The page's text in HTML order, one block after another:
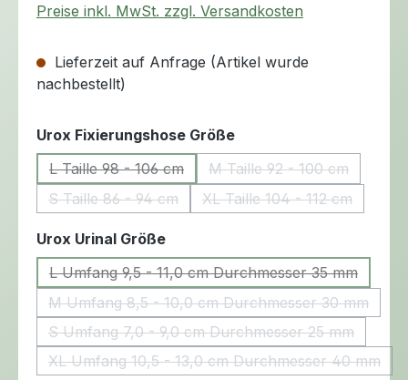
Preise inkl. MwSt. zzgl. Versandkosten
Lieferzeit auf Anfrage (Artikel wurde
nachbestellt)
Urox Fixierungshose Größeauswählen
L Taille 98 - 106 cm
(Diese Option ist zurzeit nicht verfügbar.)
M Taille 92 - 100 cm
(Diese Option ist
S Taille 86 - 94 cm
(Diese Option ist zurzeit nicht verfügbar.)
XL Taille 104 - 112 cm
(Diese Option ist
Urox Urinal Größeauswählen
L Umfang 9,5 - 11,0 cm Durchmesser 35 mm
(Diese Option ist zurzeit nicht
M Umfang 8,5 - 10,0 cm Durchmesser 30 mm
(Diese Option ist zurzeit nicht
S Umfang 7,0 - 9,0 cm Durchmesser 25 mm
(Diese Option ist zurzeit nicht
XL Umfang 10,5 - 13,0 cm Durchmesser 40 mm
(Diese Option ist zurzeit nicht